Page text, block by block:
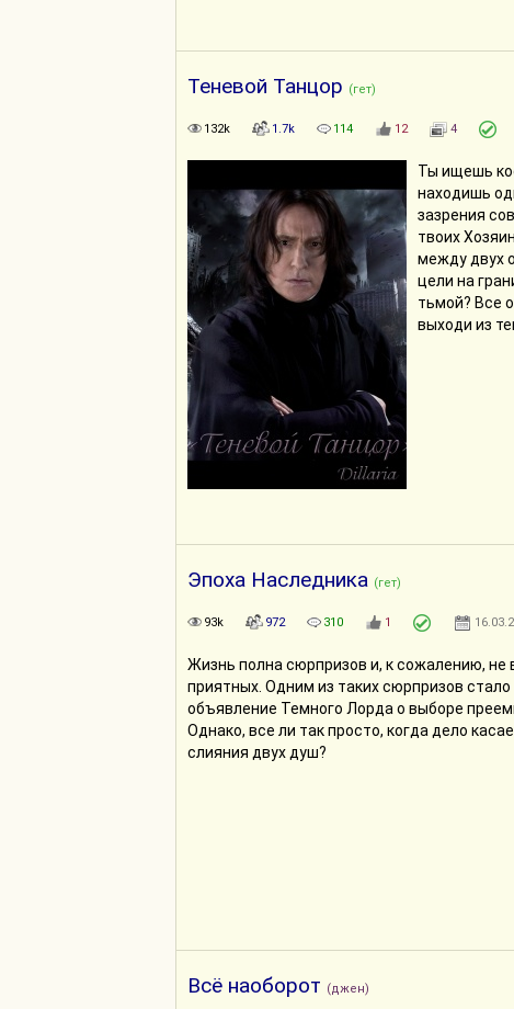
Теневой Танцор (гет)
132k 1.7k 114 12 4
Ты ищешь
находишь
зазрения
твоих
между двух
цели на
тьмой? Все
выходи из
Эпоха Наследника (гет)
93k 972 310 1
Жизнь полна сюрпризов и, к сожалению, не
приятных. Одним из таких сюрпризов стало
объявление Темного Лорда о выборе
Однако, все ли так просто, когда дело
слияния двух душ?
Всё наоборот (джен)